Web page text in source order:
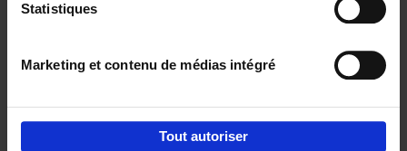
Statistiques
Marketing et contenu de médias intégré
Tout autoriser